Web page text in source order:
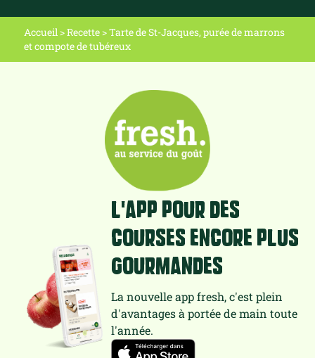
Accueil >Recette>Tarte de St-Jacques, purée de marrons
et compote de tubéreux
L'app pour des
courses encore plus
gourmandes
La nouvelle app fresh, c'est plein
d'avantages à portée de main toute
l'année.